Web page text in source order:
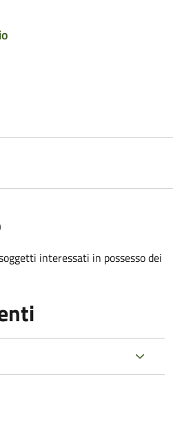
interessati in possesso dei